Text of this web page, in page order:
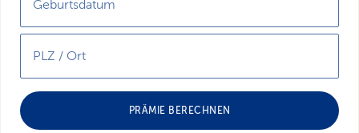
Geburtsdatum
PLZ / Ort
PRÄMIE BERECHNEN